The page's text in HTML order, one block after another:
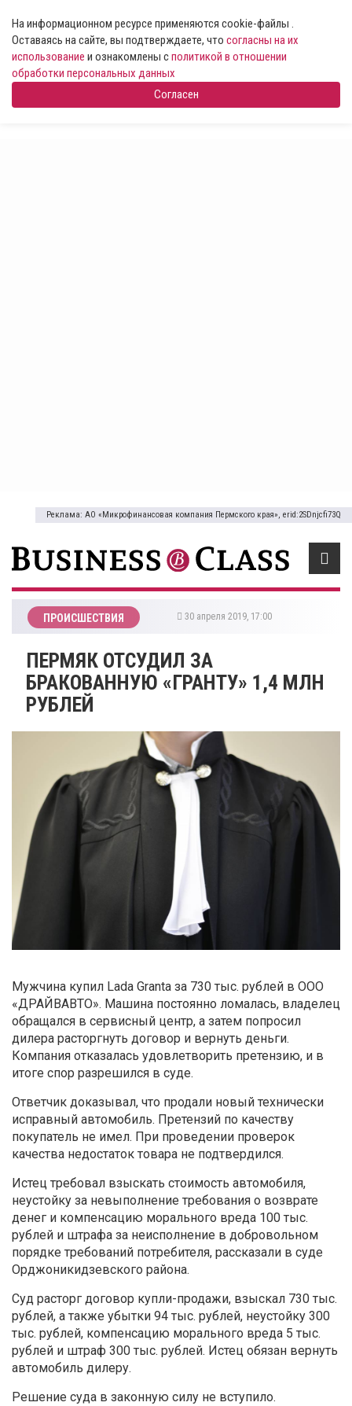
На информационном ресурсе применяются cookie-файлы .
Оставаясь на сайте, вы подтверждаете, что согласны на их
использование и ознакомлены сполитикой в отношении
обработки персональных данных
Согласен
Реклама: АО «Микрофинансовая компания Пермского края», erid:2SDnjcfi73Q
ПРОИСШЕСТВИЯ 30 апреля 2019, 17:00
ПЕРМЯК ОТСУДИЛ ЗА
БРАКОВАННУЮ «ГРАНТУ» 1,4 МЛН
РУБЛЕЙ
Мужчина купил Lada Granta за 730 тыс. рублей в ООО
«ДРАЙВАВТО». Машина постоянно ломалась, владелец
обращался в сервисный центр, а затем попросил
дилера расторгнуть договор и вернуть деньги.
Компания отказалась удовлетворить претензию, и в
итоге спор разрешился в суде.
Ответчик доказывал, что продали новый технически
исправный автомобиль. Претензий по качеству
покупатель не имел. При проведении проверок
качества недостаток товара не подтвердился.
Истец требовал взыскать стоимость автомобиля,
неустойку за невыполнение требования о возврате
денег и компенсацию морального вреда 100 тыс.
рублей и штрафа за неисполнение в добровольном
порядке требований потребителя, рассказали в суде
Орджоникидзевского района.
Суд расторг договор купли-продажи, взыскал 730 тыс.
рублей, а также убытки 94 тыс. рублей, неустойку 300
тыс. рублей, компенсацию морального вреда 5 тыс.
рублей и штраф 300 тыс. рублей. Истец обязан вернуть
автомобиль дилеру.
Решение суда в законную силу не вступило.